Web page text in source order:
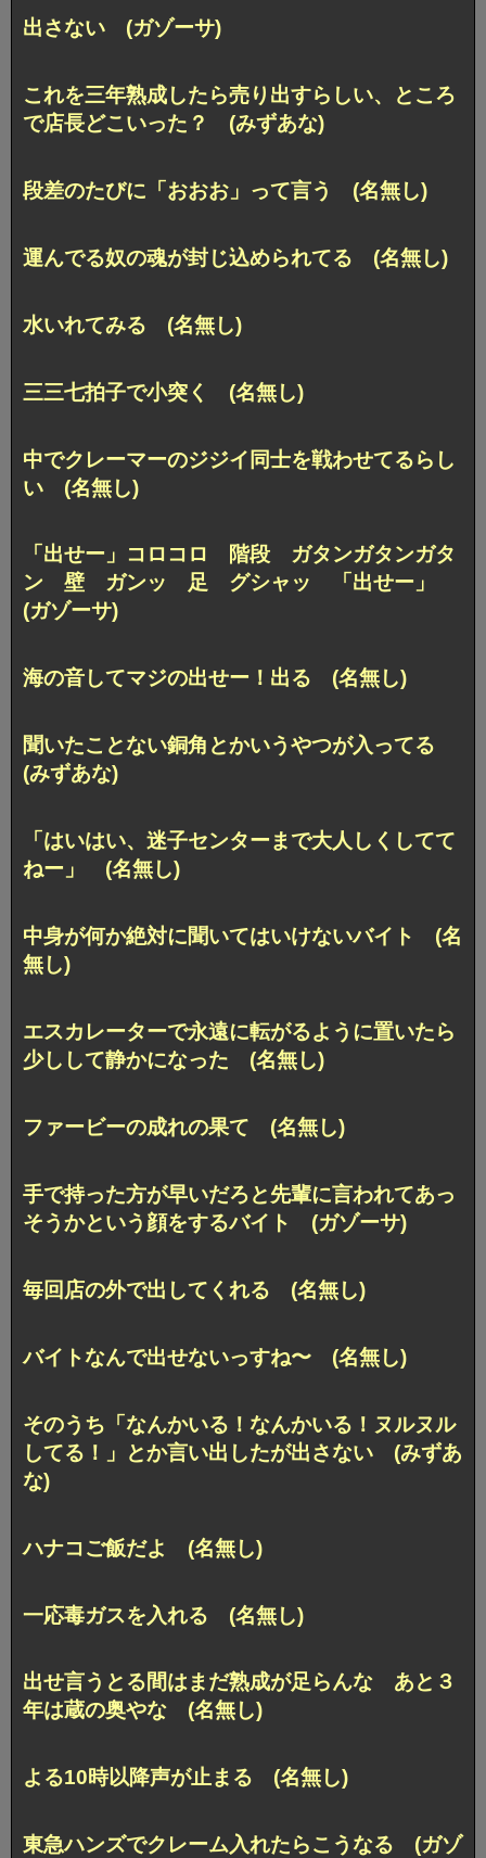
出さない (ガゾーサ)
これを三年熟成したら売り出すらしい、ところ
で店長どこいった？ (みずあな)
段差のたびに「おおお」って言う (名無し)
運んでる奴の魂が封じ込められてる (名無し)
水いれてみる (名無し)
三三七拍子で小突く (名無し)
中でクレーマーのジジイ同士を戦わせてるらし
い (名無し)
「出せー」コロコロ 階段 ガタンガタンガタ
ン 壁 ガンッ 足 グシャッ 「出せー」
(ガゾーサ)
海の音してマジの出せー！出る (名無し)
聞いたことない銅角とかいうやつが入ってる
(みずあな)
「はいはい、迷子センターまで大人しくしてて
ねー」 (名無し)
中身が何か絶対に聞いてはいけないバイト (名
無し)
エスカレーターで永遠に転がるように置いたら
少しして静かになった (名無し)
ファービーの成れの果て (名無し)
手で持った方が早いだろと先輩に言われてあっ
そうかという顔をするバイト (ガゾーサ)
毎回店の外で出してくれる (名無し)
バイトなんで出せないっすね〜 (名無し)
そのうち「なんかいる！なんかいる！ヌルヌル
してる！」とか言い出したが出さない (みずあ
な)
ハナコご飯だよ (名無し)
一応毒ガスを入れる (名無し)
出せ言うとる間はまだ熟成が足らんな あと３
年は蔵の奥やな (名無し)
よる10時以降声が止まる (名無し)
東急ハンズでクレーム入れたらこうなる (ガゾ